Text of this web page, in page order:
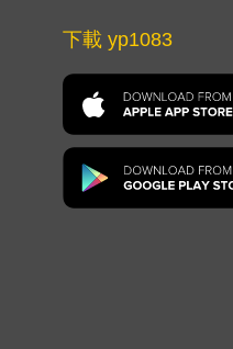
下載 yp1083